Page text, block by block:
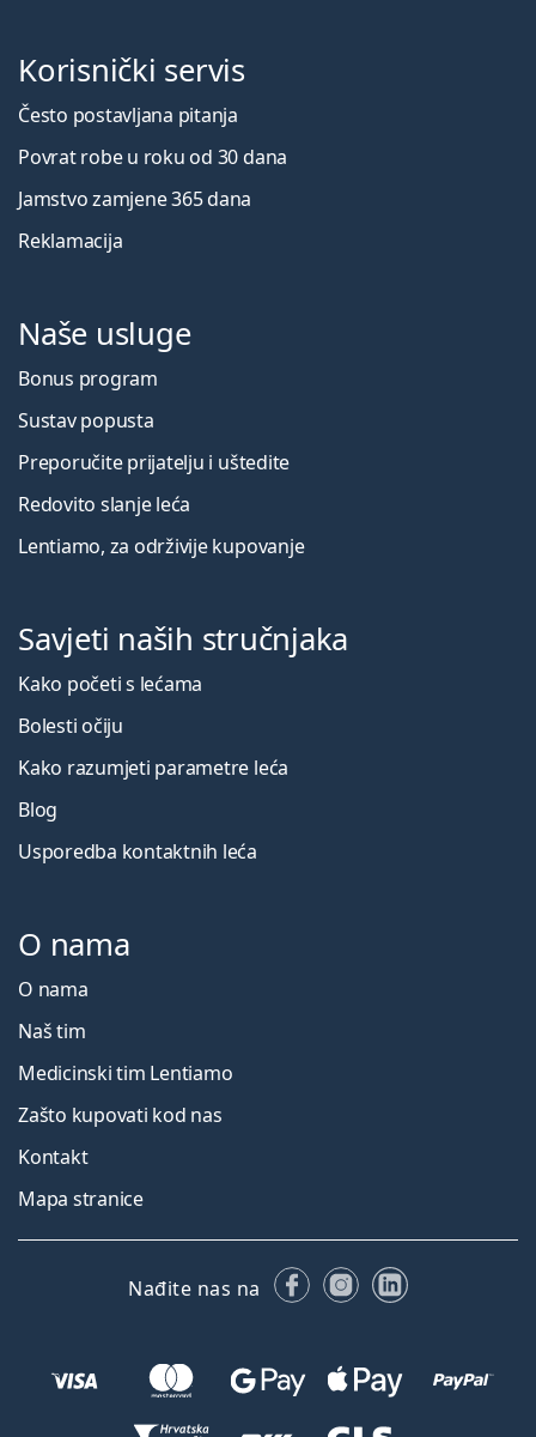
Korisnički servis
Često postavljana pitanja
Povrat robe u roku od 30 dana
Jamstvo zamjene 365 dana
Reklamacija
Naše usluge
Bonus program
Sustav popusta
Preporučite prijatelju i uštedite
Redovito slanje leća
Lentiamo, za održivije kupovanje
Savjeti naših stručnjaka
Kako početi s lećama
Bolesti očiju
Kako razumjeti parametre leća
Blog
Usporedba kontaktnih leća
O nama
O nama
Naš tim
Medicinski tim Lentiamo
Zašto kupovati kod nas
Kontakt
Mapa stranice
Nađite nas na FacebookuInstagramu
LinkedIn